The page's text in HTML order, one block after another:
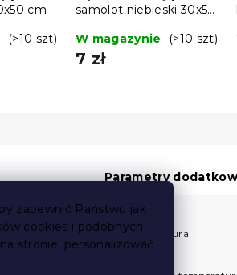
zapewnić Państwu jak
cookies i podobnych
stronie, personalizować
cm
(>10 szt)
samolot niebieski 30x50
W magazynie
(>10 szt)
7 zł
Parametry
? Kolor
? Gramatura